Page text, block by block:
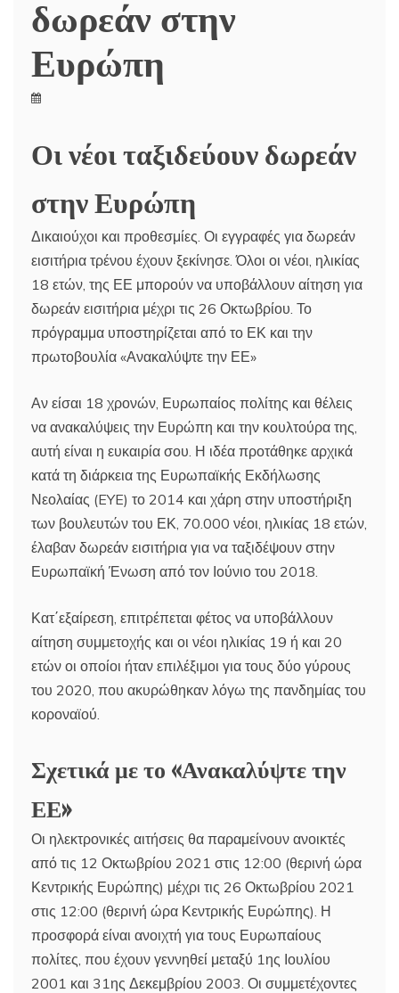
δωρεάν στην
Ευρώπη
Οι νέοι ταξιδεύουν δωρεάν
στην Ευρώπη
Δικαιούχοι και προθεσμίες. Οι εγγραφές για δωρεάν
εισιτήρια τρένου έχουν ξεκίνησε. Όλοι οι νέοι, ηλικίας
18 ετών, της ΕΕ μπορούν να υποβάλλουν αίτηση για
δωρεάν εισιτήρια μέχρι τις 26 Οκτωβρίου. Το
πρόγραμμα υποστηρίζεται από το ΕΚ και την
πρωτοβουλία «Ανακαλύψτε την ΕΕ»
Αν είσαι 18 χρονών, Ευρωπαίος πολίτης και θέλεις
να ανακαλύψεις την Ευρώπη και την κουλτούρα της,
αυτή είναι η ευκαιρία σου. Η ιδέα προτάθηκε αρχικά
κατά τη διάρκεια της Ευρωπαϊκής Εκδήλωσης
Νεολαίας (EYE) το 2014 και χάρη στην υποστήριξη
των βουλευτών του ΕΚ, 70.000 νέοι, ηλικίας 18 ετών,
έλαβαν δωρεάν εισιτήρια για να ταξιδέψουν στην
Ευρωπαϊκή Ένωση από τον Ιούνιο του 2018.
Κατ΄εξαίρεση, επιτρέπεται φέτος να υποβάλλουν
αίτηση συμμετοχής και οι νέοι ηλικίας 19 ή και 20
ετών οι οποίοι ήταν επιλέξιμοι για τους δύο γύρους
του 2020, που ακυρώθηκαν λόγω της πανδημίας του
κοροναϊού.
Σχετικά με το «Ανακαλύψτε την
ΕΕ»
Οι ηλεκτρονικές αιτήσεις θα παραμείνουν ανοικτές
από τις 12 Οκτωβρίου 2021 στις 12:00 (θερινή ώρα
Κεντρικής Ευρώπης) μέχρι τις 26 Οκτωβρίου 2021
στις 12:00 (θερινή ώρα Κεντρικής Ευρώπης). Η
προσφορά είναι ανοιχτή για τους Ευρωπαίους
πολίτες, που έχουν γεννηθεί μεταξύ 1ης Ιουλίου
2001 και 31ης Δεκεμβρίου 2003. Οι συμμετέχοντες